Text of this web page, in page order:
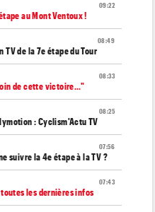
09:22
au Mont Ventoux !
08:49
de la 7e étape du Tour
08:33
de cette victoire..."
08:25
: Cyclism'Actu TV
07:56
suivre la 4e étape à la TV ?
07:43
les dernières infos